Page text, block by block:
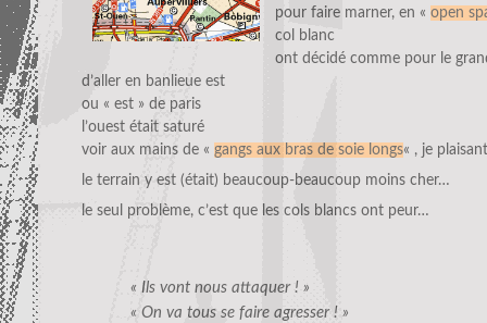
pour faire marner, en « open
col blanc
ont décidé comme pour le
d’aller en banlieue est
ou « est » de paris
l’ouest était saturé
voir aux mains de « gangs aux bras de soie longs« , je
le terrain y est (était) beaucoup-beaucoup moins cher…
le seul problème, c’est que les cols blancs ont peur…
« Ils vont nous attaquer ! »
« On va tous se faire agresser ! »